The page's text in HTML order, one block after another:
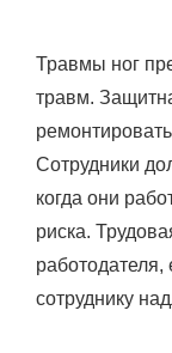
Травмы ног
травм.
Сотрудники
когда они
риска.
сотруднику